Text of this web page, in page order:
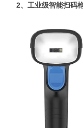
2、工业级智能扫码